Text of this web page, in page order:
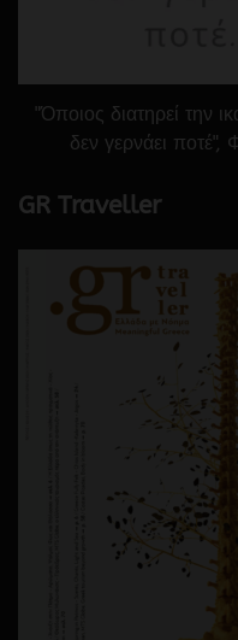
"Όποιος διατηρεί την
δεν γερνάει
GR Traveller